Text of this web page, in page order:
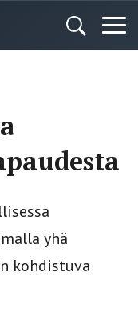
yhä
kohdistuva